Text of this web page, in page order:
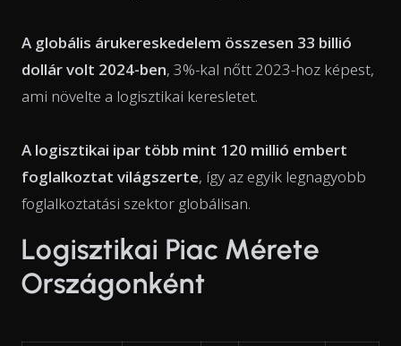
A globális árukereskedelem összesen 33 billió
dollár volt 2024-ben, 3%-kal nőtt 2023-hoz képest,
ami növelte a logisztikai keresletet.
A logisztikai ipar több mint 120 millió embert
foglalkoztat világszerte, így az egyik legnagyobb
foglalkoztatási szektor globálisan.
Logisztikai Piac Mérete
Országonként